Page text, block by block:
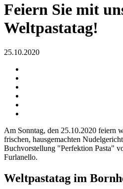
Feiern Sie mit
Weltpastatag!
25.10.2020
Am Sonntag, den 25.10.2020 feiern
frischen, hausgemachten
Buchvorstellung "Perfektion Pasta"
Furlanello.
Weltpastatag im